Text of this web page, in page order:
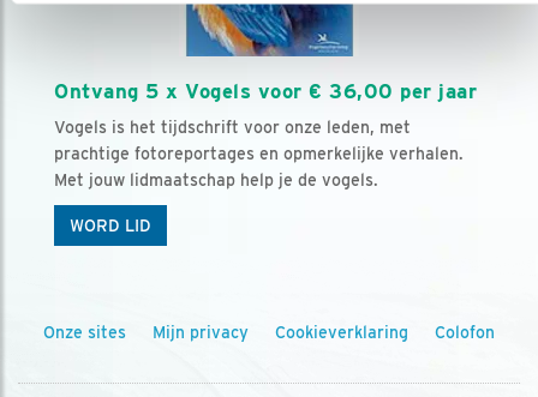
Ontvang 5 x Vogels voor € 36,00 per jaar
Vogels is het tijdschrift voor onze leden, met
prachtige fotoreportages en opmerkelijke verhalen.
Met jouw lidmaatschap help je de vogels.
WORD LID
Onze sites Mijn privacy Cookieverklaring Colofon